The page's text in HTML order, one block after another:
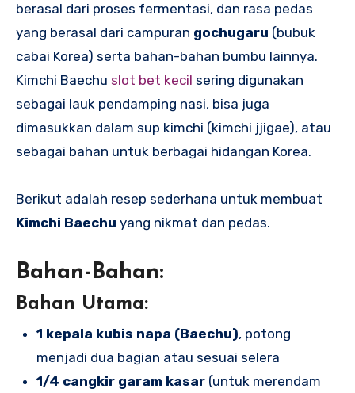
berasal dari proses fermentasi, dan rasa pedas
yang berasal dari campuran gochugaru (bubuk
cabai Korea) serta bahan-bahan bumbu lainnya.
Kimchi Baechu slot bet kecil sering digunakan
sebagai lauk pendamping nasi, bisa juga
dimasukkan dalam sup kimchi (kimchi jjigae), atau
sebagai bahan untuk berbagai hidangan Korea.
Berikut adalah resep sederhana untuk membuat
Kimchi Baechu yang nikmat dan pedas.
Bahan-Bahan:
Bahan Utama:
1 kepala kubis napa (Baechu), potong
menjadi dua bagian atau sesuai selera
1/4 cangkir garam kasar(untuk merendam